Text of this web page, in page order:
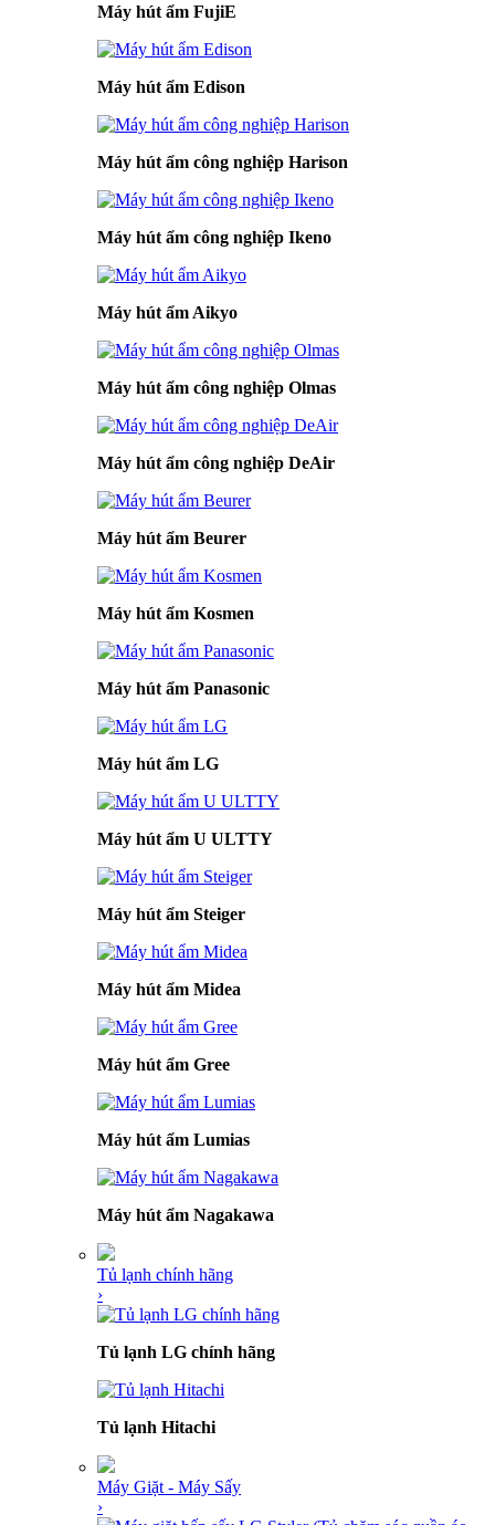
Máy hút ẩm FujiE
Máy hút ẩm Edison
Máy hút ẩm công nghiệp Harison
Máy hút ẩm công nghiệp Ikeno
Máy hút ẩm Aikyo
Máy hút ẩm công nghiệp Olmas
Máy hút ẩm công nghiệp DeAir
Máy hút ẩm Beurer
Máy hút ẩm Kosmen
Máy hút ẩm Panasonic
Máy hút ẩm LG
Máy hút ẩm U ULTTY
Máy hút ẩm Steiger
Máy hút ẩm Midea
Máy hút ẩm Gree
Máy hút ẩm Lumias
Máy hút ẩm Nagakawa
Tủ lạnh chính hãng
›
Tủ lạnh LG chính hãng
Tủ lạnh Hitachi
Máy Giặt - Máy Sấy
›